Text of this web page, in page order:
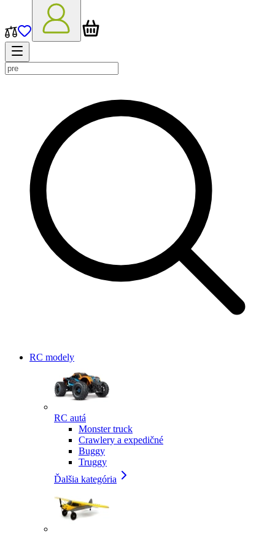
RC modely
RC autá
Monster truck
Crawlery a expedičné
Buggy
Truggy
Ďalšia kategória